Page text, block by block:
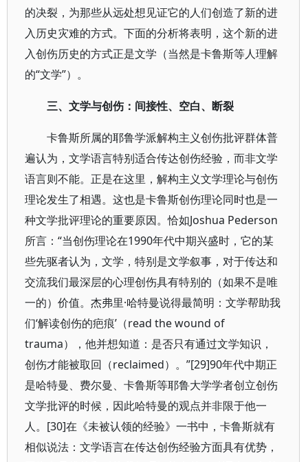
的决裂，为那些从远处想见证它的人们创造了新的进
入历史灾难的方式。下面的分析将表明，这个新的进
入创伤历史的方式正是文学（当然是卡鲁斯等人理解
的“文学”）。
三、文学与创伤：间接性、空白、断裂
卡鲁斯所属的耶鲁学派解构主义创伤批评群体普
遍认为，文学语言特别适合传达创伤经验，而非文学
语言则不能。正是在这里，解构主义文学理论与创伤
理论发生了相遇。这也是卡鲁斯创伤理论同时也是一
种文学批评理论的重要原因。恰如Joshua Pederson
所言：“当创伤理论在1990年代中期兴盛时，它的某
些先驱者认为，文学，特别是文学叙事，对于传达和
交流我们最深层的心理创伤具有特别的（如果不是唯
一的）价值。杰弗里·哈特曼说得最简明：文学帮助我
们‘解读创伤的疤痕’（read the wound of
trauma），他并想知道：是否只有通过文学知识，
创伤才能被取回（reclaimed）。”[29]90年代中期正
是哈特曼、费尔曼、卡鲁斯等耶鲁大学学者创立创伤
文学批评的时候，因此哈特曼的观点并非限于他一
人。[30]在《未被认领的经验》一书中，卡鲁斯就有
相似说法：文学语言在传达创伤经验方面具有优势，